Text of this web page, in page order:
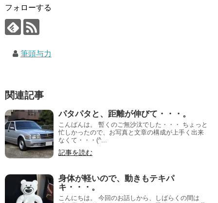
フォローする
筆頭与力
関連記事
パタパタと、距離が伸びて・・・。
こんばんは。 暫くのご無沙汰でした・・・ ちょっと
忙しかったので、お写真と文章の構成が上手く出来
なくて・・・(^...
記事を読む
身体が軽いので、動きもテキパ
キ・・・。
こんにちは。 今回のお話しから、しばらくの間は